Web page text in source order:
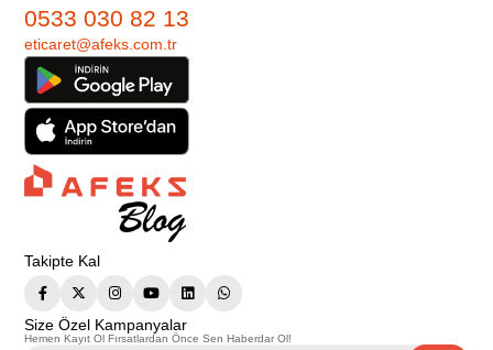
0533 030 82 13
eticaret@afeks.com.tr
Takipte Kal
Size Özel Kampanyalar
Hemen Kayıt Ol Fırsatlardan Önce Sen Haberdar Ol!